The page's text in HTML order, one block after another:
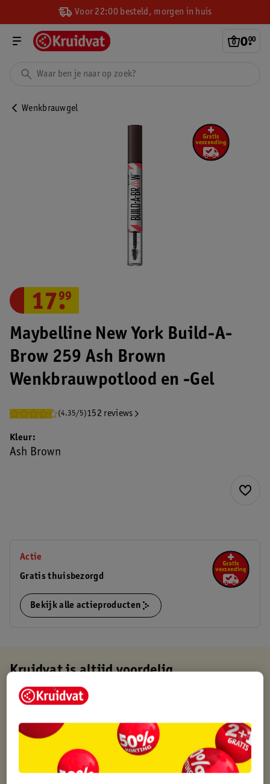
Voor 22:00 besteld, morgen in huis
0.
00
Wenkbrauwgel
Maybelline New York Build-A-
Brow 259 Ash Brown
Wenkbrauwpotlood en -Gel
(4.35/5)152 reviews
17.
99
Kleur
Ash Brown
Actie
Gratis thuisbezorgd
Bekijk alle actieproducten
Kruidvat is altijd voordelig
Gratis ophalen in de winkel
Gratis thuisbezorgd vanaf 50.00
Gratis retourneren binnen 30 dagen
Gratis punten met je Kruidvat kaart